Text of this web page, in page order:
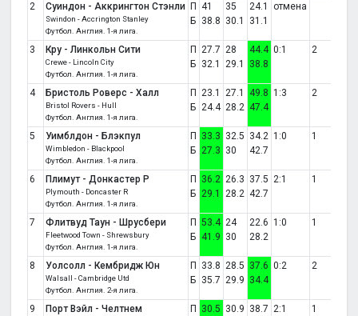
2 Суиндон - Аккрингтон Стэнли
Swindon - Accrington Stanley
Футбол. Англия. 1-я лига.
П
Б
41
38.8
35
30.1
24.1
31.1
отмена
3 Кру - Линкольн Сити
Crewe - Lincoln City
Футбол. Англия. 1-я лига.
П
Б
27.7
32.1
28
29.1
44.4
38.8
0:1 2
4 Бристоль Роверс - Халл
Bristol Rovers - Hull
Футбол. Англия. 1-я лига.
П
Б
23.1
24.4
27.1
28.2
49.8
47.4
1:3 2
5 Уимблдон - Блэкпул
Wimbledon - Blackpool
Футбол. Англия. 1-я лига.
П
Б
33.3
27.3
32.5
30
34.2
42.7
1:0 1
6 Плимут - Донкастер Р
Plymouth - Doncaster R
Футбол. Англия. 1-я лига.
П
Б
36.2
29.1
26.3
28.2
37.5
42.7
2:1 1
7 Флитвуд Таун - Шрусбери
Fleetwood Town - Shrewsbury
Футбол. Англия. 1-я лига.
П
Б
53.4
41.9
24
30
22.6
28.2
1:0 1
8 Уолсолл - Кембридж Юн
Walsall - Cambridge Utd
Футбол. Англия. 2-я лига.
П
Б
33.8
35.7
28.5
29.9
37.6
34.4
0:2 2
9 Порт Вэйл - Челтнем
П
30.5 30.9 38.7 2:1 1